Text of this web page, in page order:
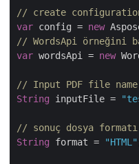
// create
var config = new
// WordsApi örneğini
var wordsApi = new
// Input PDF file name
String inputFile =
// sonuç dosya formatı
String format = "HTML"